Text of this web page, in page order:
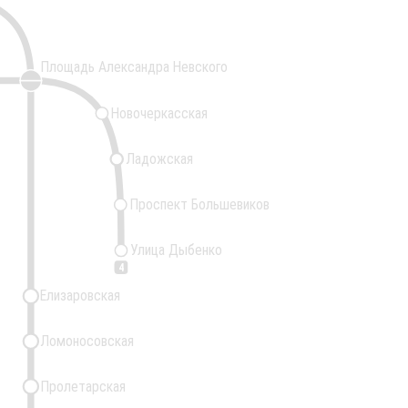
4
Площадь Александра Невского
Новочеркасская
Ладожская
Проспект Большевиков
Улица Дыбенко
Пролетарская
Ломоносовская
Елизаровская